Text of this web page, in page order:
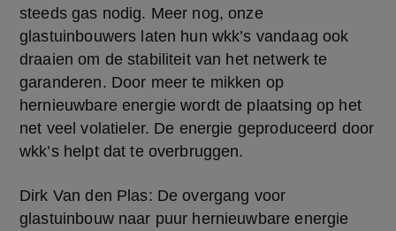
steeds gas nodig. Meer nog, onze
glastuinbouwers laten hun wkk’s vandaag ook
draaien om de stabiliteit van het netwerk te
garanderen. Door meer te mikken op
hernieuwbare energie wordt de plaatsing op het
net veel volatieler. De energie geproduceerd door
wkk’s helpt dat te overbruggen.
Dirk Van den Plas: De overgang voor
glastuinbouw naar puur hernieuwbare energie